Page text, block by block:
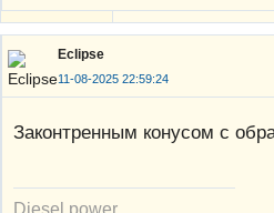
Eclipse
11-08-2025 22:59:24
Законтренным конусом с
Diesel power